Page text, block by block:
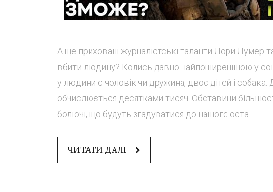
А ще приховані журналістські таланти Лори Лумер та
вбити людину? Колись давно найпоширенішою у
у людини є чоловік чи дружина, двоє дітей і собака.
обчислюється десятками тисяч. Обставини
болючі, що будуть згадуватися до нашого оста...
ЧИТАТИ ДАЛІ